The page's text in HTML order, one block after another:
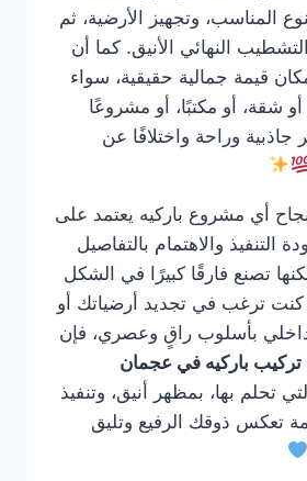
المناسب، وتجهيز الأرضية، ثم
النهائي الأنيق. كما أن
قيمة جمالية حقيقية، سواء
أو شقة، أو مكتبًا، أو مشروعًا
جاذبية وراحة واختلافًا عن
نجاح أي مشروع باركيه يعتمد على
التنفيذ والاهتمام بالتفاصيل
تصنع فارقًا كبيرًا في الشكل
كنت ترغب في تجديد أرضياتك أو
بأسلوب راقٍ وعصري، فإن
باركيه في عجمان
تحلم بها، بمظهر أنيق، وتنفيذ
تعكس ذوقك الرفيع وتليق